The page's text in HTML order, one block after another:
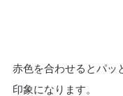
赤色を合わせるとパッ
印象になります。